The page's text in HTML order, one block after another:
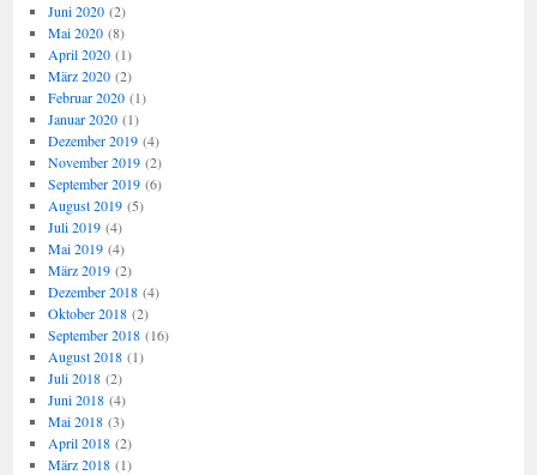
Juni 2020(2)
Mai 2020(8)
April 2020(1)
März 2020(2)
Februar 2020(1)
Januar 2020(1)
Dezember 2019(4)
November 2019(2)
September 2019(6)
August 2019(5)
Juli 2019(4)
Mai 2019(4)
März 2019(2)
Dezember 2018(4)
Oktober 2018(2)
September 2018(16)
August 2018(1)
Juli 2018(2)
Juni 2018(4)
Mai 2018(3)
April 2018(2)
März 2018(1)